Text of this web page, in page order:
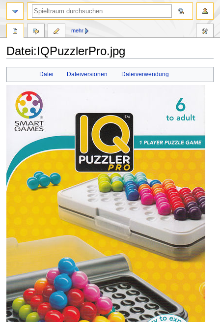
Datei:IQPuzzlerPro.jpg
Navigation
springen
Suche
springen
Datei Dateiversionen Dateiverwendung
mehr